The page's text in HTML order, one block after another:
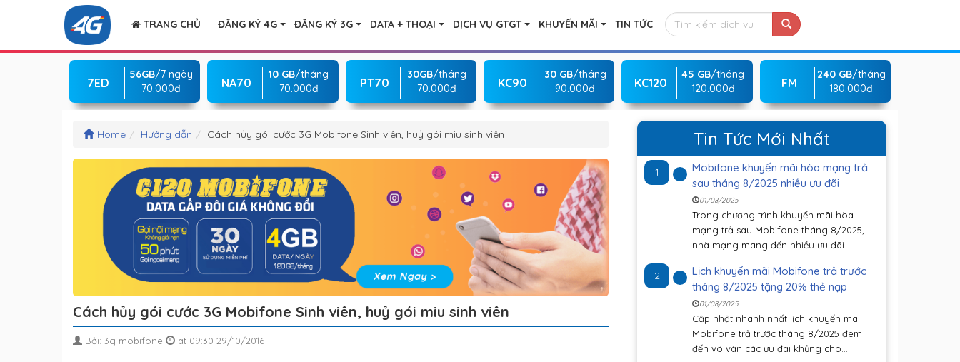
TRANG CHỦ ĐĂNG KÝ 4G ĐĂNG KÝ 3G DATA + THOẠI DỊCH VỤ GTGT KHUYẾN MÃI TIN TỨC
7ED
56GB/7 ngày
70.000đ
NA70
10 GB/tháng
70.000đ
PT70
30GB/tháng
70.000đ
KC90
30 GB/tháng
90.000đ
KC120
45 GB/tháng
120.000đ
FM
240 GB/tháng
180.000đ
Home Hướng dẫn Cách hủy gói cước 3G Mobifone Sinh viên, huỷ gói miu sinh viên
Cách hủy gói cước 3G Mobifone Sinh viên, huỷ gói miu sinh viên
Bởi: 3g mobifone at 09:30 29/10/2016
Tin Tức Mới Nhất
1
Mobifone khuyến mãi hòa mạng trả
sau tháng 8/2025 nhiều ưu đãi
01/08/2025
Trong chương trình khuyến mãi hòa
mạng trả sau Mobifone tháng 8/2025,
nhà mạng mang đến nhiều ưu đãi...
2
Lịch khuyến mãi Mobifone trả trước
tháng 8/2025 tặng 20% thẻ nạp
01/08/2025
Cập nhật nhanh nhất lịch khuyến mãi
Mobifone trả trước tháng 8/2025 đem
đến vô vàn các ưu đãi khủng cho...